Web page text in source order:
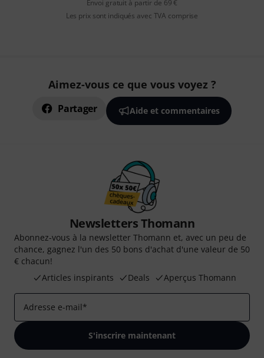
Envoi gratuit à partir de 69 €
Les prix sont indiqués avec TVA comprise
Aimez-vous ce que vous voyez ?
Partager Aide et commentaires
Newsletters Thomann
Abonnez-vous à la newsletter Thomann et, avec un peu de
chance, gagnez l'un des 50 bons d'achat d'une valeur de 50
€ chacun!
Articles inspirants
Deals Aperçus Thomann
Adresse e-mail*
S'inscrire maintenant